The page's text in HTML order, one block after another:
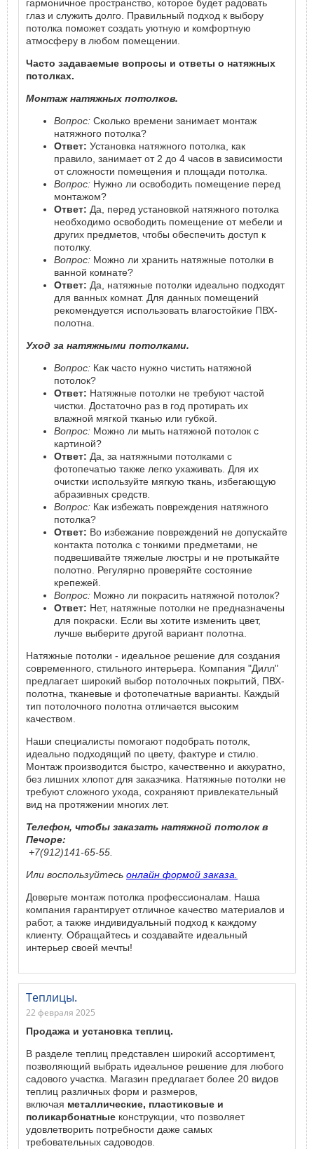
гармоничное пространство, которое будет радовать
глаз и служить долго. Правильный подход к выбору
потолка поможет создать уютную и комфортную
атмосферу в любом помещении.
Часто задаваемые вопросы и ответы о натяжных
потолках.
Монтаж натяжных потолков.
Вопрос: Сколько времени занимает монтаж
натяжного потолка?
Ответ: Установка натяжного потолка, как
правило, занимает от 2 до 4 часов в зависимости
от сложности помещения и площади потолка.
Вопрос: Нужно ли освободить помещение перед
монтажом?
Ответ: Да, перед установкой натяжного потолка
необходимо освободить помещение от мебели и
других предметов, чтобы обеспечить доступ к
потолку.
Вопрос: Можно ли хранить натяжные потолки в
ванной комнате?
Ответ: Да, натяжные потолки идеально подходят
для ванных комнат. Для данных помещений
рекомендуется использовать влагостойкие ПВХ-
полотна.
Уход за натяжными потолками.
Вопрос: Как часто нужно чистить натяжной
потолок?
Ответ: Натяжные потолки не требуют частой
чистки. Достаточно раз в год протирать их
влажной мягкой тканью или губкой.
Вопрос: Можно ли мыть натяжной потолок с
картиной?
Ответ: Да, за натяжными потолками с
фотопечатью также легко ухаживать. Для их
очистки используйте мягкую ткань, избегающую
абразивных средств.
Вопрос: Как избежать повреждения натяжного
потолка?
Ответ: Во избежание повреждений не допускайте
контакта потолка с тонкими предметами, не
подвешивайте тяжелые люстры и не протыкайте
полотно. Регулярно проверяйте состояние
крепежей.
Вопрос: Можно ли покрасить натяжной потолок?
Ответ: Нет, натяжные потолки не предназначены
для покраски. Если вы хотите изменить цвет,
лучше выберите другой вариант полотна.
Натяжные потолки - идеальное решение для создания
современного, стильного интерьера. Компания "Дилл"
предлагает широкий выбор потолочных покрытий, ПВХ-
полотна, тканевые и фотопечатные варианты. Каждый
тип потолочного полотна отличается высоким
качеством.
Наши специалисты помогают подобрать потолк,
идеально подходящий по цвету, фактуре и стилю.
Монтаж производится быстро, качественно и аккуратно,
без лишних хлопот для заказчика. Натяжные потолки не
требуют сложного ухода, сохраняют привлекательный
вид на протяжении многих лет.
Телефон, чтобы заказать натяжной потолок в
Печоре:
+7(912)141-65-55.
Или воспользуйтесь онлайн формой заказа.
Доверьте монтаж потолка профессионалам. Наша
компания гарантирует отличное качество материалов и
работ, а также индивидуальный подход к каждому
клиенту. Обращайтесь и создавайте идеальный
интерьер своей мечты!
Теплицы.
22 февраля 2025
Продажа и установка теплиц.
В разделе теплиц представлен широкий ассортимент,
позволяющий выбрать идеальное решение для любого
садового участка. Магазин предлагает более 20 видов
теплиц различных форм и размеров,
включая металлические, пластиковые и
поликарбонатные конструкции, что позволяет
удовлетворить потребности даже самых
требовательных садоводов.